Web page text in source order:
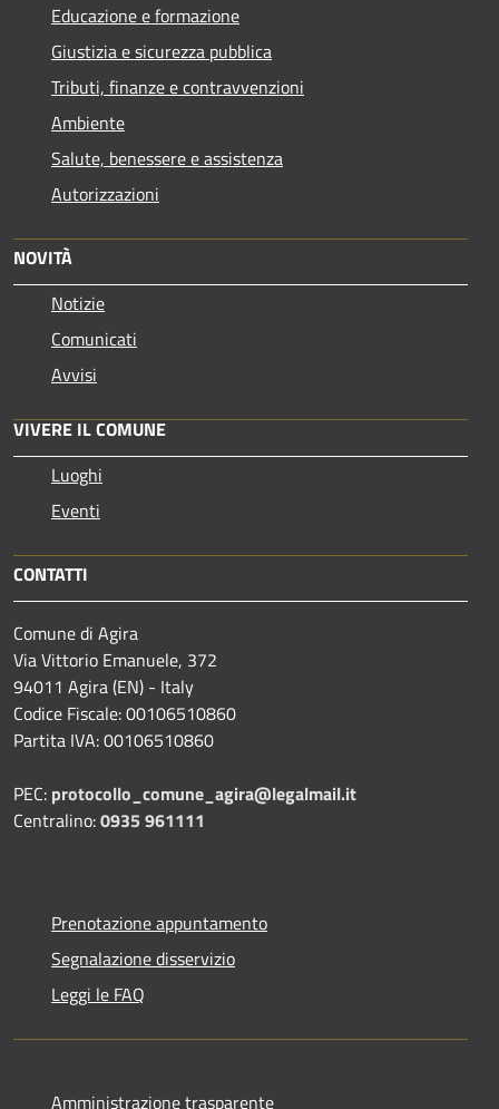
Educazione e formazione
Giustizia e sicurezza pubblica
Tributi, finanze e contravvenzioni
Ambiente
Salute, benessere e assistenza
Autorizzazioni
NOVITÀ
Notizie
Comunicati
Avvisi
VIVERE IL COMUNE
Luoghi
Eventi
CONTATTI
Comune di Agira
Via Vittorio Emanuele, 372
94011 Agira (EN) - Italy
Codice Fiscale: 00106510860
Partita IVA: 00106510860
PEC: protocollo_comune_agira@legalmail.it
Centralino:0935 961111
Prenotazione appuntamento
Segnalazione disservizio
Leggi le FAQ
Amministrazione trasparente